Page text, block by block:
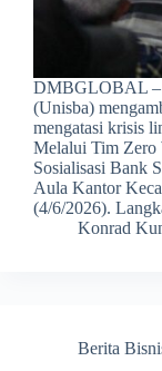
DMBGLOBAL –
(Unisba)
mengatasi krisis
Melalui Tim Zero
Sosialisasi Bank
Aula Kantor
(4/6/2026).
Konrad
Berita